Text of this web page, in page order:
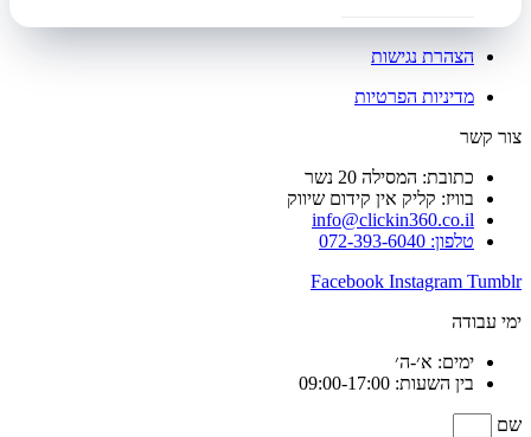
הצהרת נגישות
מדיניות הפרטיות
צור קשר
כתובת: המסילה 20 נשר
בוויז: קליק אין קידום שיווק
info@clickin360.co.il
טלפון: 072-393-6040
Facebook Instagram Tumblr
ימי עבודה
ימים: א׳-ה׳
בין השעות: 09:00-17:00
שם